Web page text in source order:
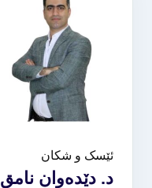
ئێسک و شکان
د. دێدەوان نامق